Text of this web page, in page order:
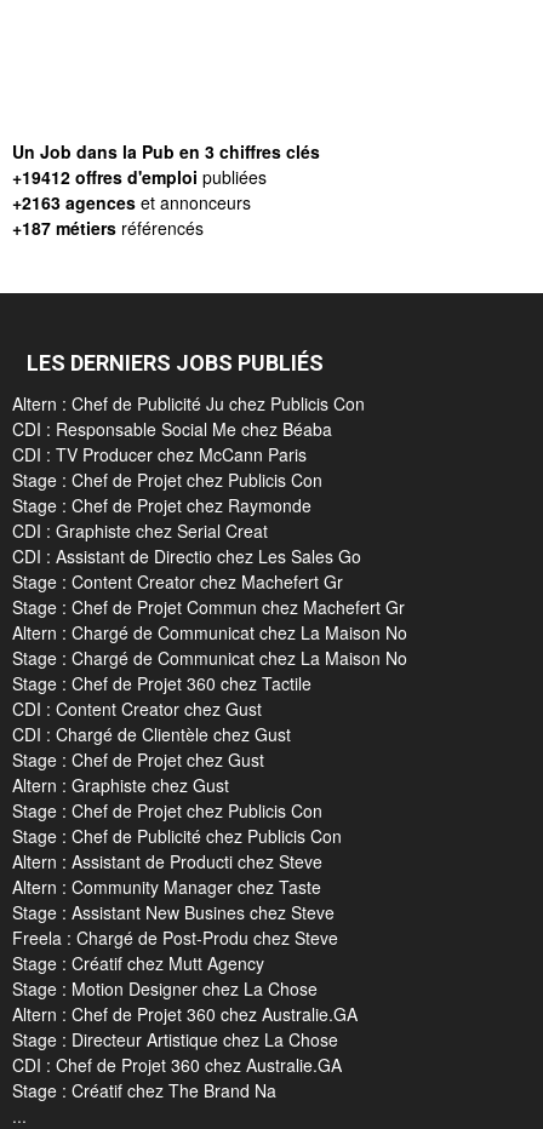
Un Job dans la Pub en 3 chiffres clés
+19412 offres d'emploi publiées
+2163 agences et annonceurs
+187 métiers référencés
LES DERNIERS JOBS PUBLIÉS
Altern : Chef de Publicité Ju chez Publicis Con
CDI : Responsable Social Me chez Béaba
CDI : TV Producer chez McCann Paris
Stage : Chef de Projet chez Publicis Con
Stage : Chef de Projet chez Raymonde
CDI : Graphiste chez Serial Creat
CDI : Assistant de Directio chez Les Sales Go
Stage : Content Creator chez Machefert Gr
Stage : Chef de Projet Commun chez Machefert Gr
Altern : Chargé de Communicat chez La Maison No
Stage : Chargé de Communicat chez La Maison No
Stage : Chef de Projet 360 chez Tactile
CDI : Content Creator chez Gust
CDI : Chargé de Clientèle chez Gust
Stage : Chef de Projet chez Gust
Altern : Graphiste chez Gust
Stage : Chef de Projet chez Publicis Con
Stage : Chef de Publicité chez Publicis Con
Altern : Assistant de Producti chez Steve
Altern : Community Manager chez Taste
Stage : Assistant New Busines chez Steve
Freela : Chargé de Post-Produ chez Steve
Stage : Créatif chez Mutt Agency
Stage : Motion Designer chez La Chose
Altern : Chef de Projet 360 chez Australie.GA
Stage : Directeur Artistique chez La Chose
CDI : Chef de Projet 360 chez Australie.GA
Stage : Créatif chez The Brand Na
...